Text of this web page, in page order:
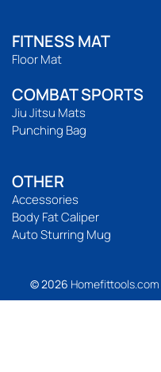
FITNESS MAT
Floor Mat
COMBAT SPORTS
Jiu Jitsu Mats
Punching Bag
OTHER
Accessories
Body Fat Caliper
Auto Sturring Mug
© 2026 Homefittools.com